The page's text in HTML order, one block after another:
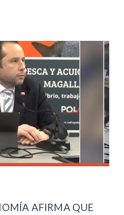
AFIRMA QUE